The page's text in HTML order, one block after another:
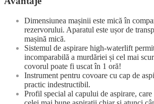
Dimensiunea mașinii este mică în
rezervorului. Aparatul este ușor de
mașină mică.
Sistemul de aspirare high-waterlift
incomparabilă a murdăriei și cel mai
covorul poate fi uscat în 1 oră!
Instrument pentru covoare cu cap de
practic indestructibil.
Profil special al capului de aspirare,